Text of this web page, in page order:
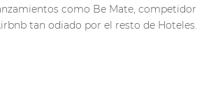
como Be Mate, competidor
tan odiado por el resto de Hoteles.